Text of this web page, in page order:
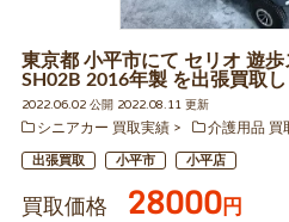
東京都 小平市にて セリオ 遊
SH02B 2016年製 を出張買取
2022.06.02 公開 2022.08.11 更新
シニアカー 買取実績
介護用品 買
出張買取 小平市 小平店
買取価格 28000円